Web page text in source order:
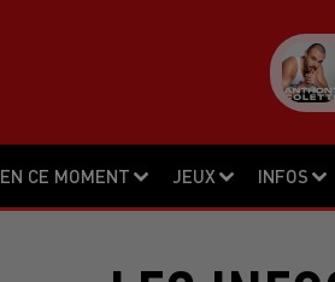
EN CE MOMENT JEUX INFOS